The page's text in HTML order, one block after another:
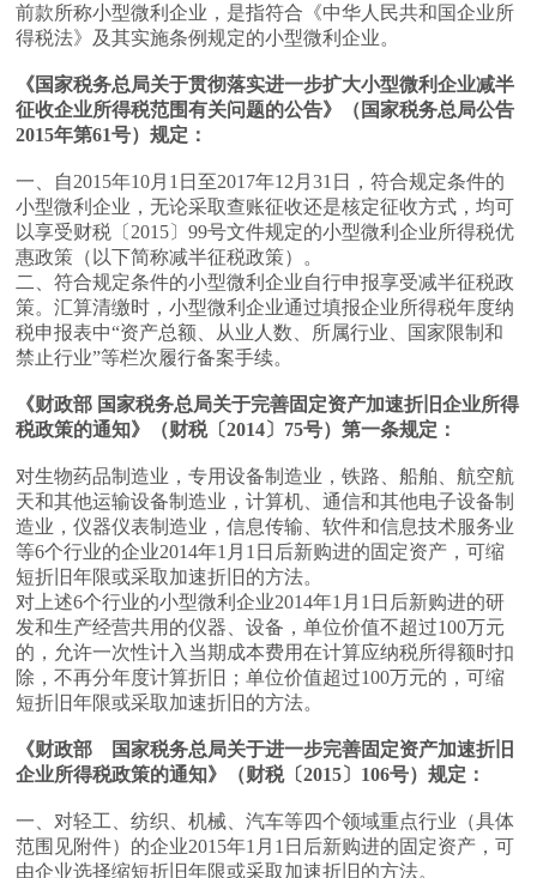
前款所称小型微利企业，是指符合《中华人民共和国企业所
得税法》及其实施条例规定的小型微利企业。
《国家税务总局关于贯彻落实进一步扩大小型微利企业减半
征收企业所得税范围有关问题的公告》（国家税务总局公告
2015年第61号）规定：
一、自2015年10月1日至2017年12月31日，符合规定条件的
小型微利企业，无论采取查账征收还是核定征收方式，均可
以享受财税〔2015〕99号文件规定的小型微利企业所得税优
惠政策（以下简称减半征税政策）。
二、符合规定条件的小型微利企业自行申报享受减半征税政
策。汇算清缴时，小型微利企业通过填报企业所得税年度纳
税申报表中“资产总额、从业人数、所属行业、国家限制和
禁止行业”等栏次履行备案手续。
《财政部 国家税务总局关于完善固定资产加速折旧企业所得
税政策的通知》（财税〔2014〕75号）第一条规定：
对生物药品制造业，专用设备制造业，铁路、船舶、航空航
天和其他运输设备制造业，计算机、通信和其他电子设备制
造业，仪器仪表制造业，信息传输、软件和信息技术服务业
等6个行业的企业2014年1月1日后新购进的固定资产，可缩
短折旧年限或采取加速折旧的方法。
对上述6个行业的小型微利企业2014年1月1日后新购进的研
发和生产经营共用的仪器、设备，单位价值不超过100万元
的，允许一次性计入当期成本费用在计算应纳税所得额时扣
除，不再分年度计算折旧；单位价值超过100万元的，可缩
短折旧年限或采取加速折旧的方法。
《财政部 国家税务总局关于进一步完善固定资产加速折旧
企业所得税政策的通知》（财税〔2015〕106号）规定：
一、对轻工、纺织、机械、汽车等四个领域重点行业（具体
范围见附件）的企业2015年1月1日后新购进的固定资产，可
由企业选择缩短折旧年限或采取加速折旧的方法。